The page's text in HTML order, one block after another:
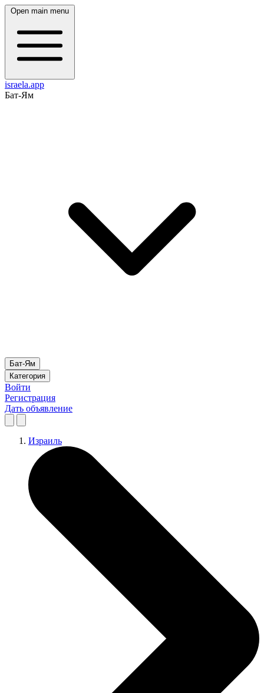
Open main menu
israela.app
Бат-Ям
Бат-Ям
Категория
Войти
Регистрация
Дать объявление
Израиль